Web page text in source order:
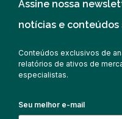
Assine nossa
notícias e conteúdos
Conteúdos exclusivos de
relatórios de ativos de
especialistas.
Seu melhor e-mail